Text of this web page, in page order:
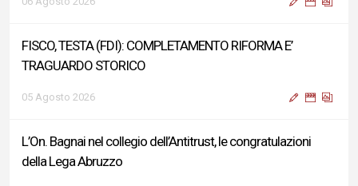
FISCO, TESTA (FDI): COMPLETAMENTO RIFORMA E’
TRAGUARDO STORICO
05 Agosto 2026
L’On. Bagnai nel collegio dell’Antitrust, le congratulazioni
della Lega Abruzzo